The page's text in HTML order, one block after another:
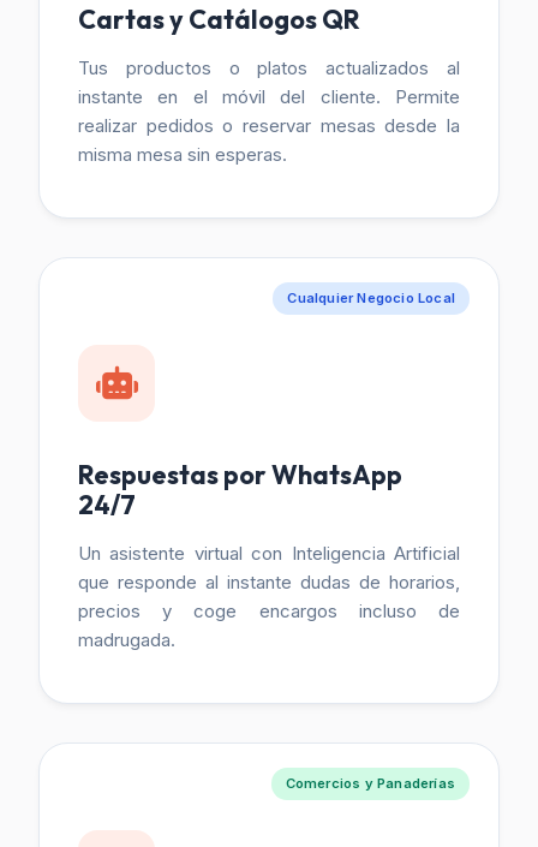
Cartas y Catálogos QR
Tus productos o platos actualizados al
instante en el móvil del cliente. Permite
realizar pedidos o reservar mesas desde la
misma mesa sin esperas.
Cualquier Negocio Local
Respuestas por WhatsApp
24/7
Un asistente virtual con Inteligencia Artificial
que responde al instante dudas de horarios,
precios y coge encargos incluso de
madrugada.
Comercios y Panaderías